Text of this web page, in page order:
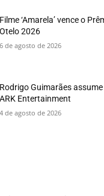
Filme ‘Amarela’ vence o
Otelo 2026
6 de agosto de 2026
Rodrigo Guimarães
ARK Entertainment
4 de agosto de 2026